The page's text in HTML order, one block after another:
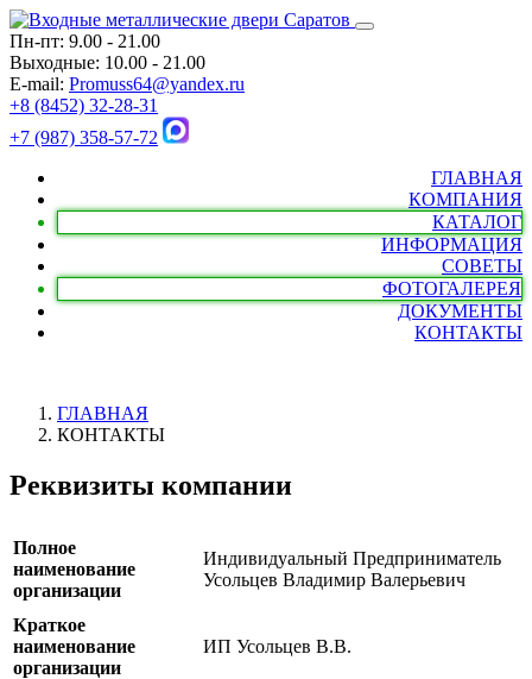
Пн-пт: 9.00 - 21.00
Выходные: 10.00 - 21.00
E-mail: Promuss64@yandex.ru
+8 (8452) 32-28-31
+7 (987) 358-57-72
ГЛАВНАЯ
КОМПАНИЯ
КАТАЛОГ
ИНФОРМАЦИЯ
СОВЕТЫ
ФОТОГАЛЕРЕЯ
ДОКУМЕНТЫ
КОНТАКТЫ
ГЛАВНАЯ
КОНТАКТЫ
Реквизиты компании
Полное
наименование
организации
Индивидуальный Предприниматель
Усольцев Владимир Валерьевич
Краткое
наименование
организации
ИП Усольцев В.В.